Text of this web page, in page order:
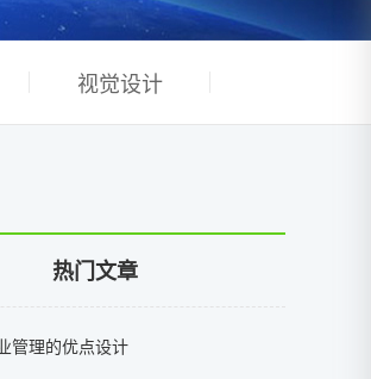
视觉设计
热门文章
管理的优点设计